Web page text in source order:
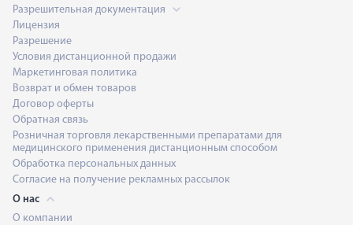
Разрешительная документация
Лицензия
Разрешение
Условия дистанционной продажи
Маркетинговая политика
Возврат и обмен товаров
Договор оферты
Обратная связь
Розничная торговля лекарственными препаратами для
медицинского применения дистанционным способом
Обработка персональных данных
Согласие на получение рекламных рассылок
О нас
О компании